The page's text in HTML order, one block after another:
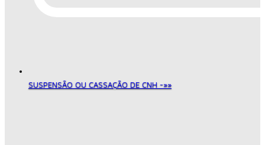
SUSPENSÃO OU CASSAÇÃO DE CNH -»»